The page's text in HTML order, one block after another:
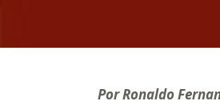
Por Ronaldo